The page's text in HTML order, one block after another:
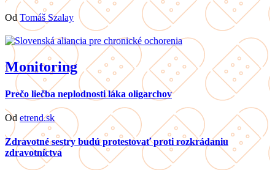
OdTomáš Szalay
Monitoring
Prečo liečba neplodnosti láka oligarchov
Od etrend.sk
Zdravotné sestry budú protestovať proti rozkrádaniu
zdravotníctva